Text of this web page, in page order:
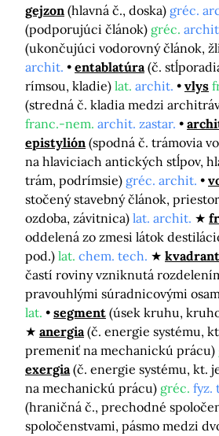
gejzon (hlavná č., doska) gréc.
(podporujúci článok) gréc.
(ukončujúci vodorovný článok,
archit.
entablatúra (č.
rímsou, kladie) lat. archit. vlys
(stredná č. kladia medzi
franc.-nem. archit. zastar.
epistylión (spodná č. trámovia
na hlaviciach antických stĺpov,
trám, podrímsie) gréc. archit.
stočený stavebný článok,
ozdoba, závitnica) lat. archit.
oddelená zo zmesi látok
pod.) lat. chem. tech. kvadrant
častí roviny vzniknutá
pravouhlými súradnicovými
lat.
segment (úsek kruhu,
anergia (č. energie systému,
premeniť na mechanickú prácu)
exergia (č. energie systému, kt.
na mechanickú prácu) gréc. fyz.
(hraničná č., prechodné
spoločenstvami, pásmo medzi